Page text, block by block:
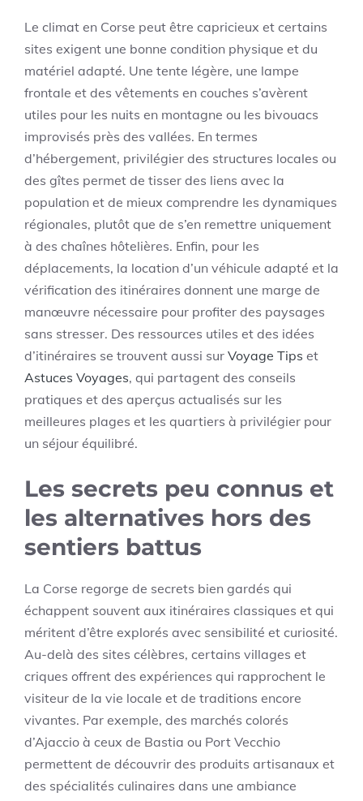
Le climat en Corse peut être capricieux et certains
sites exigent une bonne condition physique et du
matériel adapté. Une tente légère, une lampe
frontale et des vêtements en couches s’avèrent
utiles pour les nuits en montagne ou les bivouacs
improvisés près des vallées. En termes
d’hébergement, privilégier des structures locales ou
des gîtes permet de tisser des liens avec la
population et de mieux comprendre les dynamiques
régionales, plutôt que de s’en remettre uniquement
à des chaînes hôtelières. Enfin, pour les
déplacements, la location d’un véhicule adapté et la
vérification des itinéraires donnent une marge de
manœuvre nécessaire pour profiter des paysages
sans stresser. Des ressources utiles et des idées
d’itinéraires se trouvent aussi sur Voyage Tips et
Astuces Voyages, qui partagent des conseils
pratiques et des aperçus actualisés sur les
meilleures plages et les quartiers à privilégier pour
un séjour équilibré.
Les secrets peu connus et
les alternatives hors des
sentiers battus
La Corse regorge de secrets bien gardés qui
échappent souvent aux itinéraires classiques et qui
méritent d’être explorés avec sensibilité et curiosité.
Au-delà des sites célèbres, certains villages et
criques offrent des expériences qui rapprochent le
visiteur de la vie locale et de traditions encore
vivantes. Par exemple, des marchés colorés
d’Ajaccio à ceux de Bastia ou Port Vecchio
permettent de découvrir des produits artisanaux et
des spécialités culinaires dans une ambiance